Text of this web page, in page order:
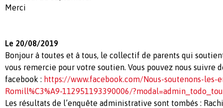
Merci
Le 20/08/2019
Bonjour à toutes et à tous, le collectif de parents qui
vous remercie pour votre soutien. Vous pouvez nous suivre
facebook : https://www.facebook.com/Nous-soutenons-les-
Romill%C3%A9-112951193390006/
Les résultats de l’enquête administrative sont tombés :